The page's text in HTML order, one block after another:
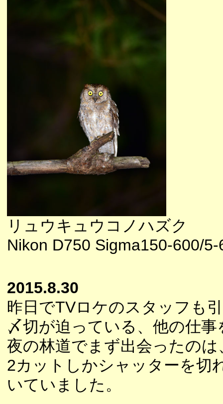
リュウキュウコノハズク
Nikon D750 Sigma150-600/
2015.8.30
昨日でTVロケのスタッフも
〆切が迫っている、他の仕
夜の林道でまず出会ったの
2カットしかシャッターを切
いていました。